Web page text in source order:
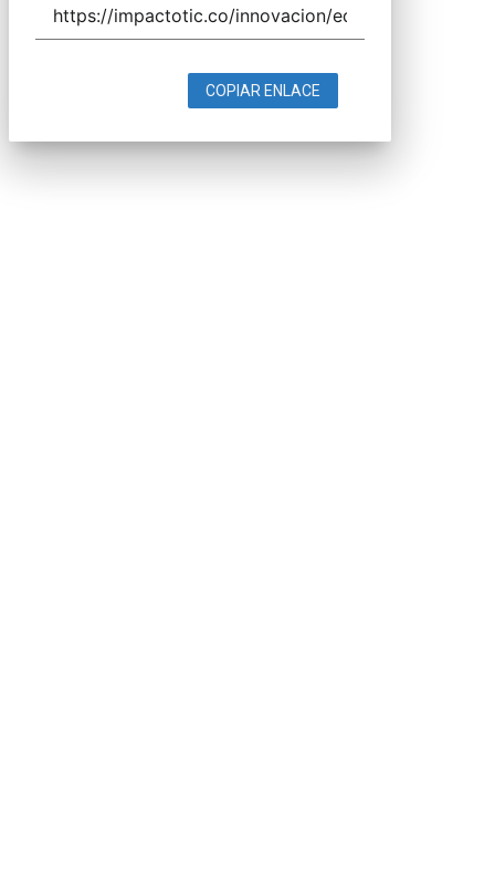
COPIAR ENLACE